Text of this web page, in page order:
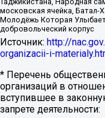
московская ячейка, Батал-
Молодёжь Которая
добровольческий корпус
Источник: http://
organizacii-i-
* Перечень
организаций в
вступившее в
запрете деятельности: